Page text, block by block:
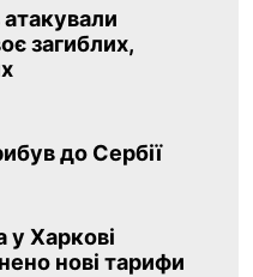
атакували
загиблих,
до Сербії
Харкові
нові тарифи